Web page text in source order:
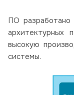
ПО разработано
архитектурных
высокую
системы.